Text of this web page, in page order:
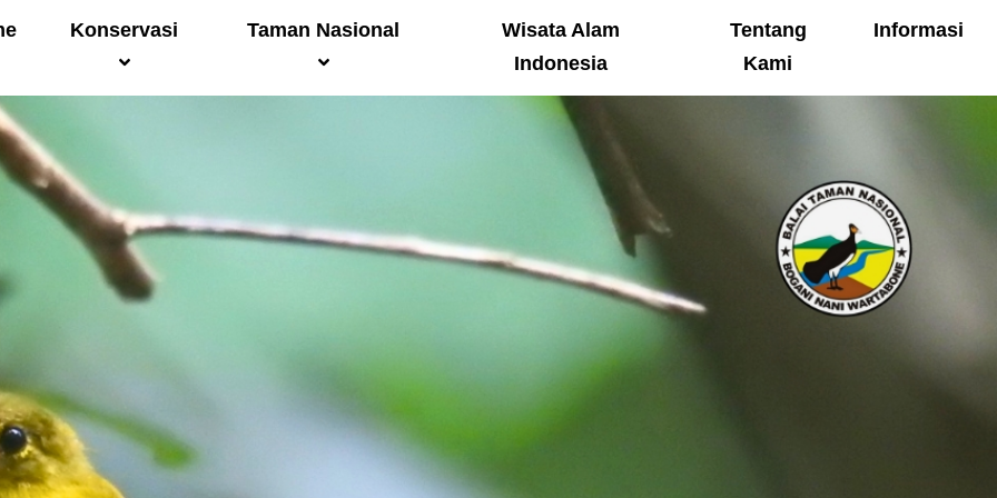
Konservasi Taman Nasional
Wisata Alam
Indonesia
Tentang
Kami
Informasi